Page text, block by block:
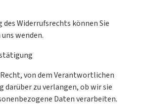
des Widerrufsrechts können Sie
wenden.
Recht, von dem Verantwortlichen
darüber zu verlangen, ob wir sie
Daten verarbeiten.